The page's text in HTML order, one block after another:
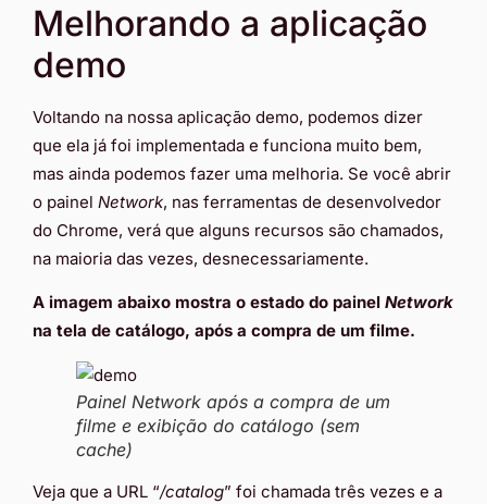
Melhorando a aplicação
demo
Voltando na nossa aplicação demo, podemos dizer
que ela já foi implementada e funciona muito bem,
mas ainda podemos fazer uma melhoria. Se você abrir
o painel Network, nas ferramentas de desenvolvedor
do Chrome, verá que alguns recursos são chamados,
na maioria das vezes, desnecessariamente.
A imagem abaixo mostra o estado do painel Network
na tela de catálogo, após a compra de um filme.
Painel Network após a compra de um
filme e exibição do catálogo (sem
cache)
Veja que a URL “/catalog” foi chamada três vezes e a